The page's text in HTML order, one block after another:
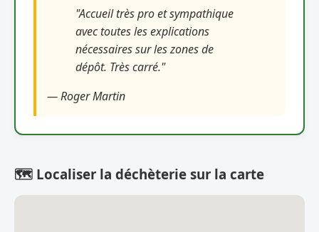
"Accueil très pro et sympathique
avec toutes les explications
nécessaires sur les zones de
dépôt. Très carré."
— Roger Martin
🗺️ Localiser la déchèterie sur la carte